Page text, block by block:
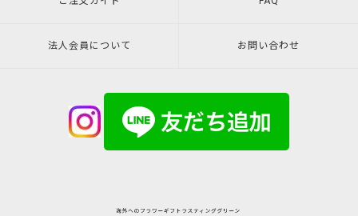
法人会員について お問い合わせ